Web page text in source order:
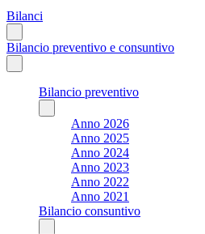
Bilanci
Bilancio preventivo e consuntivo
Bilancio preventivo
Anno 2026
Anno 2025
Anno 2024
Anno 2023
Anno 2022
Anno 2021
Bilancio consuntivo